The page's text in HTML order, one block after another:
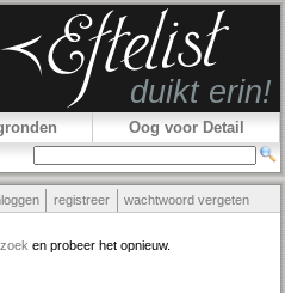
Oog voor Detail
registreer wachtwoord vergeten
en probeer het opnieuw.